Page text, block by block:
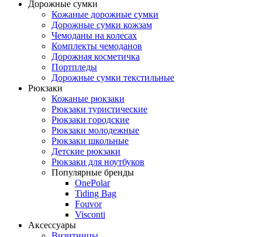
Дорожные сумки
Кожаные дорожные сумки
Дорожные сумки кожзам
Чемоданы на колесах
Комплекты чемоданов
Дорожная косметичка
Портпледы
Дорожные сумки текстильные
Рюкзаки
Кожаные рюкзаки
Рюкзаки туристические
Рюкзаки городские
Рюкзаки молодежные
Рюкзаки школьные
Детские рюкзаки
Рюкзаки для ноутбуков
Популярные бренды
OnePolar
Tiding Bag
Fouvor
Visconti
Аксессуары